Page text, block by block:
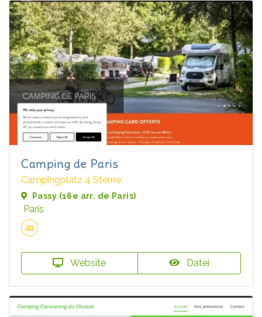
Camping de Paris
Campingplatz 4 Sterne
Passy (16e arr. de Paris)
Paris
Website Datei